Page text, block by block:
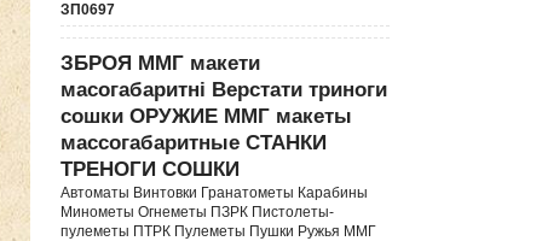
ЗП0697
ЗБРОЯ ММГ макети
масогабаритні Верстати триноги
сошки ОРУЖИЕ ММГ макеты
массогабаритные СТАНКИ
ТРЕНОГИ СОШКИ
Автоматы Винтовки Гранатометы Карабины
Минометы Огнеметы ПЗРК Пистолеты-
пулеметы ПТРК Пулеметы Пушки Ружья ММГ